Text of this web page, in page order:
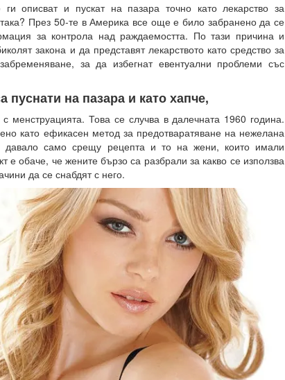
описват и пускат на пазара точно като лекарство за
През 50-те в Америка все още е било забранено да се
за контрола над раждаемостта. По тази причина и
закона и да представят лекарството като средство за
за да избегнат евентуални проблеми със
пуснати на пазара и като хапче,
менструацията. Това се случва в далечната 1960 година.
като ефикасен метод за предотваратяване на нежелана
давало само срещу рецепта и то на жени, които имали
е обаче, че жените бързо са разбрали за какво се използва
да се снабдят с него.